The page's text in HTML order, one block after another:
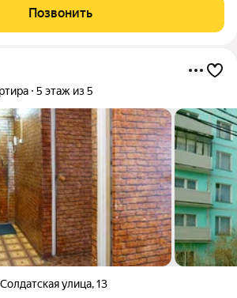
области в 100 км. от мкад. Дом
в
Позвонить
5 этаж из 5
улица,13